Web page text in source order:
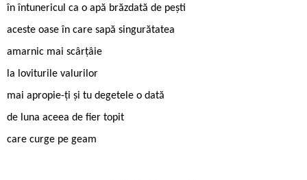
în întunericul ca o apă brăzdată de pești
aceste oase în care sapă singurătatea
amarnic mai scârțâie
la loviturile valurilor
mai apropie-ți și tu degetele o dată
de luna aceea de fier topit
care curge pe geam